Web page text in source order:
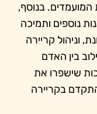
בנוסף,
נוספים ותמיכה
וניהול קריירה
בין האדם
שישפרו את
בקריירה